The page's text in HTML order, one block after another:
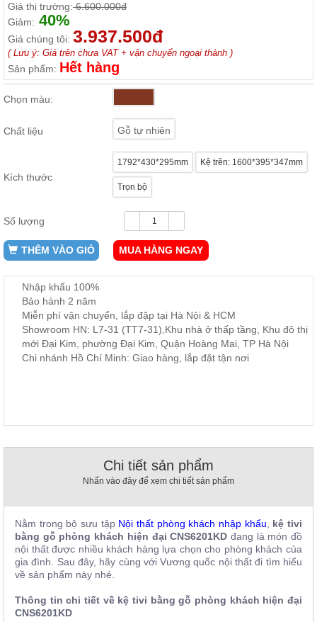
Nội
Phòng
Ăn
ăn,
ghế
bếp
Thất
Vườn
ghế
ban
xích
Phụ
Kiện
Trang
trí
Thất
Hàng
Giá thị trường:6.600.000đ
Giảm: 40%
Giá chúng tôi: 3.937.500đ
( Lưu ý: Giá trên chưa VAT + vận chuyển ngoại thành )
Sản phẩm: Hết hàng
Chọn màu:
Chất liệu Gỗ tự nhiên
Kích thước
1792*430*295mm Kệ trên: 1600*395*347mm
Trọn bộ
Số lượng
THÊM VÀO GIỎ MUA HÀNG NGAY
Nhập khẩu 100%
Bảo hành 2 năm
Miễn phí vận chuyển, lắp đặp tại Hà Nội & HCM
Showroom HN: L7-31 (TT7-31),Khu nhà ở thấp tầng, Khu đô thị
mới Đại Kim, phường Đại Kim, Quận Hoàng Mai, TP Hà Nội
Chi nhánh Hồ Chí Minh: Giao hàng, lắp đặt tận nơi
Chi tiết sản phẩm
Nhấn vào đây để xem chi tiết sản phẩm
Nằm trong bộ sưu tập Nội thất phòng khách nhập khẩu, kệ tivi
bằng gỗ phòng khách hiện đại CNS6201KD​ đang là món đồ
nội thất được nhiều khách hàng lựa chọn cho phòng khách của
gia đình. Sau đây, hãy cùng với Vương quốc nội thất đi tìm hiểu
về sản phẩm này nhé.
Thông tin chi tiết về kệ tivi bằng gỗ phòng khách hiện đại
CNS6201KD​